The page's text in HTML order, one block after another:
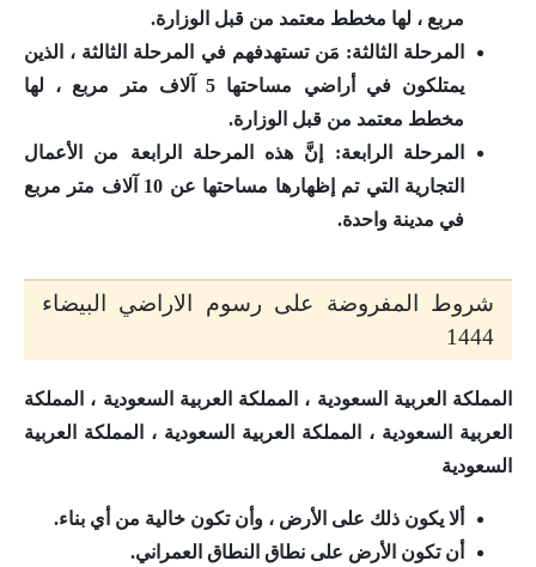
مربع ، لها مخطط معتمد من قبل الوزارة.
المرحلة الثالثة: مَن تستهدفهم في المرحلة الثالثة ، الذين
يمتلكون في أراضي مساحتها 5 آلاف متر مربع ، لها
مخطط معتمد من قبل الوزارة.
المرحلة الرابعة: إنَّ هذه المرحلة الرابعة من الأعمال
التجارية التي تم إظهارها مساحتها عن 10 آلاف متر مربع
في مدينة واحدة.
شروط المفروضة على رسوم الاراضي البيضاء
1444
المملكة العربية السعودية ، المملكة العربية السعودية ، المملكة
العربية السعودية ، المملكة العربية السعودية ، المملكة العربية
السعودية
ألا يكون ذلك على الأرض ، وأن تكون خالية من أي بناء.
أن تكون الأرض على نطاق النطاق العمراني.